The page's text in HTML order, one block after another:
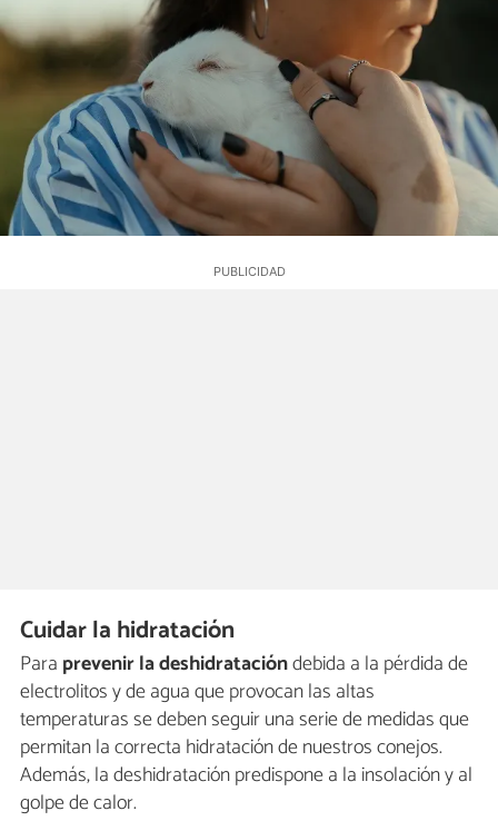
Cuidar la hidratación
Para prevenir la deshidratacióndebida a la pérdida de
electrolitos y de agua que provocan las altas
temperaturas se deben seguir una serie de medidas que
permitan la correcta hidratación de nuestros conejos.
Además, la deshidratación predispone a la insolación y al
golpe de calor.